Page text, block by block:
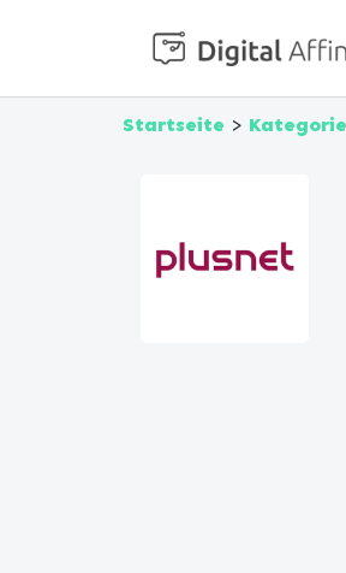
Startseite > Kategorie